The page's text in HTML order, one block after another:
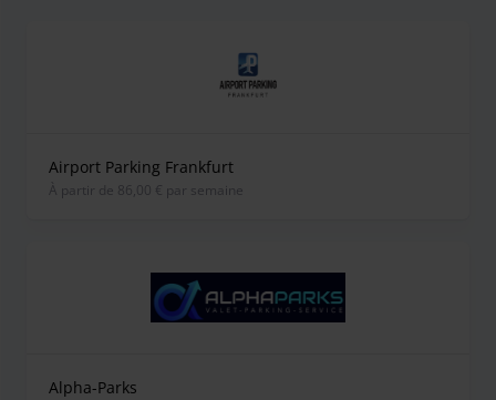
Airport Parking Frankfurt
À partir de 86,00 € par semaine
Alpha-Parks